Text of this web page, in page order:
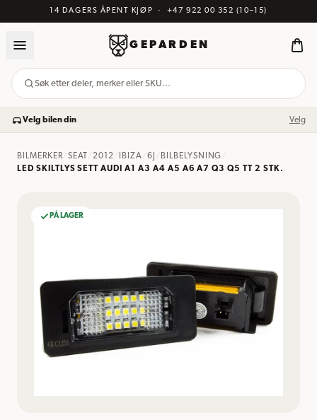
14 DAGERS ÅPENT KJØP · +47 922 00 352 (10–15)
GEPARDEN
Søk etter deler, merker eller SKU…
Velg bilen din Velg
BILMERKER/ SEAT /2012 IBIZA /6J BILBELYSNING
LED SKILTLYS SETT AUDI A1 A3 A4 A5 A6 A7 Q3 Q5 TT 2 STK.
PÅ LAGER